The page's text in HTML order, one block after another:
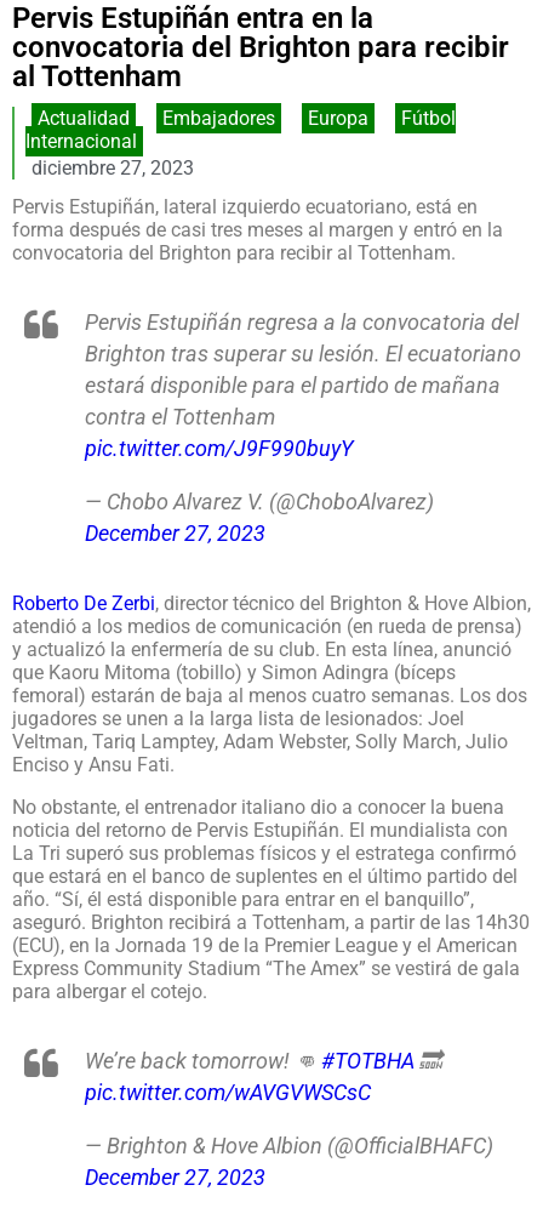
Pervis Estupiñán entra en la
convocatoria del Brighton para recibir
al Tottenham
Actualidad Embajadores Europa
Fútbol
Internacional
diciembre 27, 2023
Pervis Estupiñán, lateral izquierdo ecuatoriano, está en
forma después de casi tres meses al margen y entró en la
convocatoria del Brighton para recibir al Tottenham.
Pervis Estupiñán regresa a la convocatoria del
Brighton tras superar su lesión. El ecuatoriano
estará disponible para el partido de mañana
contra el Tottenham
pic.twitter.com/J9F990buyY
— Chobo Alvarez V. (@ChoboAlvarez)
December 27, 2023
Roberto De Zerbi, director técnico del Brighton & Hove Albion,
atendió a los medios de comunicación (en rueda de prensa)
y actualizó la enfermería de su club. En esta línea, anunció
que Kaoru Mitoma (tobillo) y Simon Adingra (bíceps
femoral) estarán de baja al menos cuatro semanas. Los dos
jugadores se unen a la larga lista de lesionados: Joel
Veltman, Tariq Lamptey, Adam Webster, Solly March, Julio
Enciso y Ansu Fati.
No obstante, el entrenador italiano dio a conocer la buena
noticia del retorno de Pervis Estupiñán. El mundialista con
La Tri superó sus problemas físicos y el estratega confirmó
que estará en el banco de suplentes en el último partido del
año. “Sí, él está disponible para entrar en el banquillo”,
aseguró. Brighton recibirá a Tottenham, a partir de las 14h30
(ECU), en la Jornada 19 de la Premier League y el American
Express Community Stadium “The Amex” se vestirá de gala
para albergar el cotejo.
We’re back tomorrow! 👊 #TOTBHA 🔜
pic.twitter.com/wAVGVWSCsC
— Brighton & Hove Albion (@OfficialBHAFC)
December 27, 2023